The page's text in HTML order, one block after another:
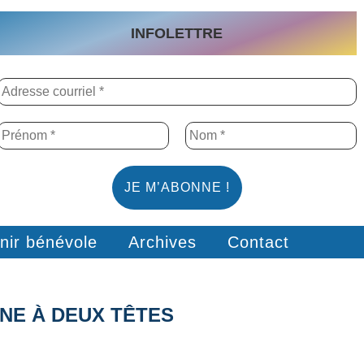
INFOLETTRE
bénévole Archives Contact
À DEUX TÊTES